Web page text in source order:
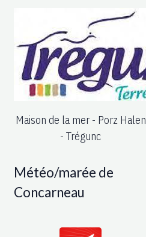
Maison de la mer - Porz Halen
- Trégunc
Météo/marée de
Concarneau